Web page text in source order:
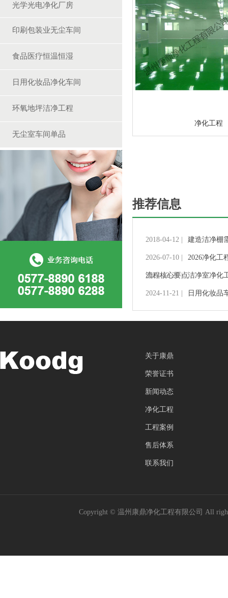
光学光电净化厂房
印刷包装业无尘车间
食品医疗恒温恒湿
日用化妆品净化车间
环氧地坪洁净工程
无尘室车间单品
净化工程
推荐信息
2018-04-12 | 建造洁净棚
2026-07-10 | 2026净化工
流程核心要点
2024-12-26 | 洁净室净化
2024-11-21 | 日用化妆品
关于康鼎
荣誉证书
新闻动态
净化工程
工程案例
售后体系
联系我们
Copyright © 温州康鼎净化工程有限公司 All